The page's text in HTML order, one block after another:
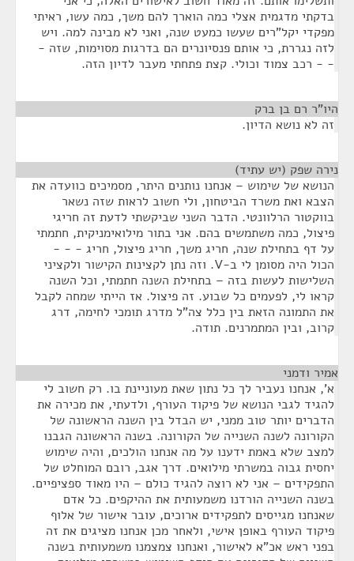
בדקתי מדגמית אצלי כמה הוארך להם משך, כמה עשו, ראיתי
מפקדי יקל"רים שעשו כמעט שנה, ואני לא מבינה למה. ויש
לזה נגררת, כי אותם פנסיונרים הם בדרגות מסוימות, שזה -
- - רכב צמוד וכולי. קצת פתחתי מעבר לדיון הזה.
היו"ר רם בן ברק
זה לא נושא הדיון.
נירה שפק (יש עתיד)
הנושא של שימוש – אנחנו נותנים היתר, מסמיכים כוועדה את
הצבא ואת משרד הביטחון, ולי חשוב לראות שזה נשאר
בווקטור הרלוונטי. הדבר השני שביקשתי לדעת זה חריגי
פיצול, כמה משתמשים בהם. אני בתור מילואימניקית, חתמתי
על דף בתחילת שנה, חריג משך, חריג פיצול, חריג - - -
הכול היה מסומן לי ב-V. וזה נתן לקצינות הקישור ולקציני
השלישות לעשות בזה – בתחילת השנה חתמתי, וכל השנה
קראו לי, לפעמים כל שבוע. זה פיצול. אז הייתי שמחה לקבל
את התמונה הזאת בין כלל צה"ל מדרג תומכי לחימה, דרג
קרוב, ובין המתמרנים. תודה.
אמיר ודמני
א', אנחנו נעביר לך כל נתון שאת מעוניינת בו. רק חשוב לי
להגיד לגבי הנושא של פיקוד העורף, ולדעתי, את מכירה את
הדברים יותר טוב ממני, יש הבדל בין השנה הראשונה של
הקורונה לשנה השנייה של הקורונה. בשנה הראשונה הגבנו
למצב שלא באמת ידענו על מה אנחנו הולכים, והיה שימוש
יחסית גבוה במשרתי מילואים. דרך אגב, רובם המוחלט של
התפקידים – אני לא רוצה להגיד כולם – היו מאוד ספציפיים.
בשנה השנייה הורדנו משמעותית את ההיקפים. כל אדם
שאנחנו מגייסים לתפקידים ארוכים, עובר אישור של אלוף
פיקוד העורף באופן אישי, ולאחר מכן אנחנו מציגים את זה
בפני ראש אכ"א לאישור, ואנחנו צמצמנו משמעותית בשנה